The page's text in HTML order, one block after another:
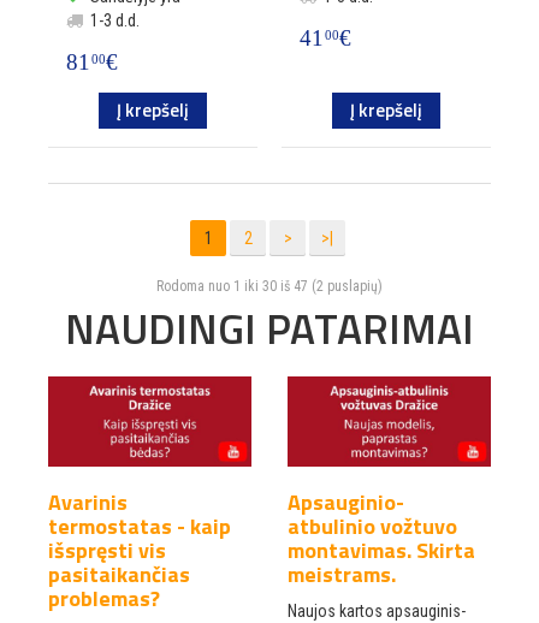
1-3 d.d.
8100€
Į krepšelį
4100€
Į krepšelį
1 2 > >|
Rodoma nuo 1 iki 30 iš 47 (2 puslapių)
NAUDINGI PATARIMAI
Avarinis
termostatas - kaip
išspręsti vis
pasitaikančias
problemas?
Apsauginio-
atbulinio vožtuvo
montavimas. Skirta
meistrams.
Naujos kartos apsauginis-